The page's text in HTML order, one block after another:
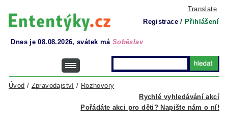
Translate
Registrace / Přihlášení
Dnes je 08.08.2026, svátek má Soběslav
Rychlé vyhledávání akcí
Úvod / Zpravodajství / Rozhovory
Pořádáte akci pro děti? Napište nám o ní!